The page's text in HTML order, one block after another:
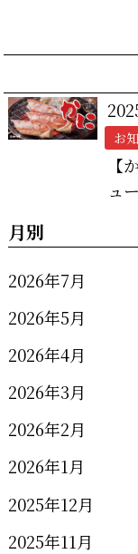
お
【
ュ
月別
2026年7月
2026年5月
2026年4月
2026年3月
2026年2月
2026年1月
2025年12月
2025年11月